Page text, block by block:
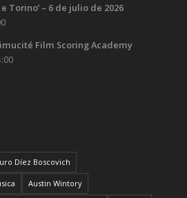
Torino’ – 6 de julio de 2026
Film Scoring Academy
Díez Boscovich
Austin Wintory